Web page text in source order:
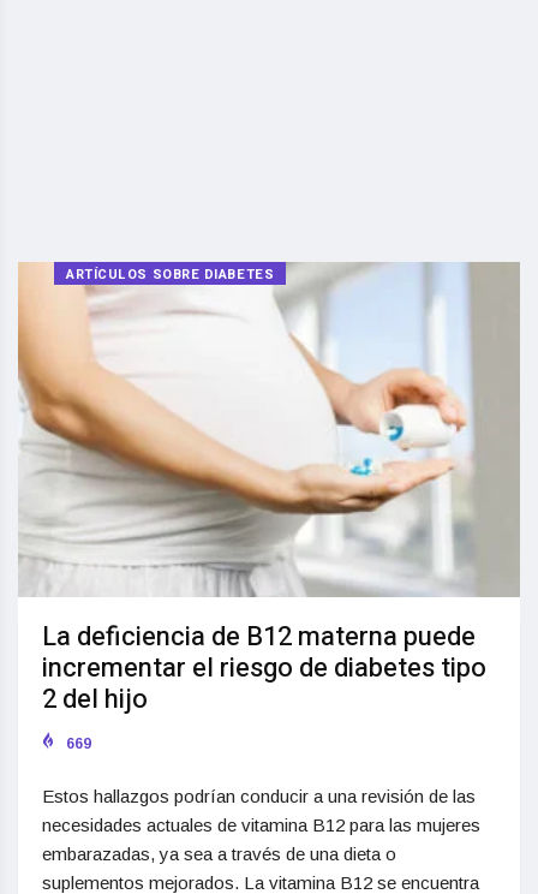
ARTÍCULOS SOBRE DIABETES
La deficiencia de B12 materna puede
incrementar el riesgo de diabetes tipo
2 del hijo
669
Estos hallazgos podrían conducir a una revisión de las
necesidades actuales de vitamina B12 para las mujeres
embarazadas, ya sea a través de una dieta o
suplementos mejorados. La vitamina B12 se encuentra